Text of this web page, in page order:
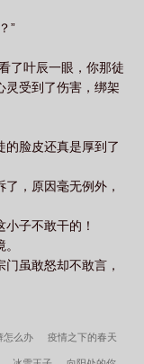
”
了叶辰一眼，你那徒
灵受到了伤害，绑架
的脸皮还真是厚到了
，原因毫无例外，
子不敢干的！
虽敢怒却不敢言，
怎么办 疫情之下的春天